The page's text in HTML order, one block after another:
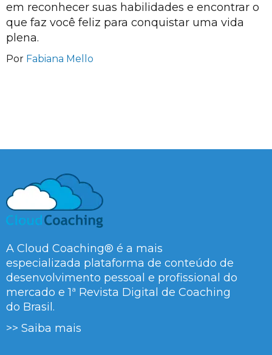
em reconhecer suas habilidades e encontrar o
que faz você feliz para conquistar uma vida
plena.
Por Fabiana Mello
A Cloud Coaching® é a mais
especializada plataforma de conteúdo de
desenvolvimento pessoal e profissional do
mercado e 1ª Revista Digital de Coaching
do Brasil.
>> Saiba mais